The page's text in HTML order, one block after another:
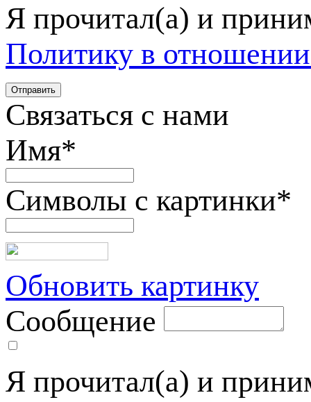
Я прочитал(а) и
Политику в
Связаться с нами
Имя*
Символы с картинки*
Обновить картинку
Сообщение
Я прочитал(а) и